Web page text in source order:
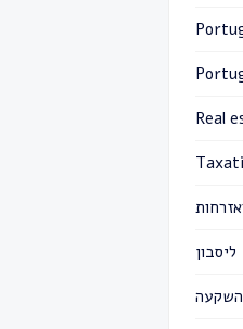
Real
ליסבון
השקעה